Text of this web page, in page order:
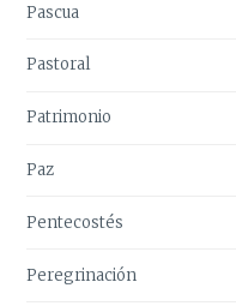
Pascua
Pastoral
Patrimonio
Paz
Pentecostés
Peregrinación